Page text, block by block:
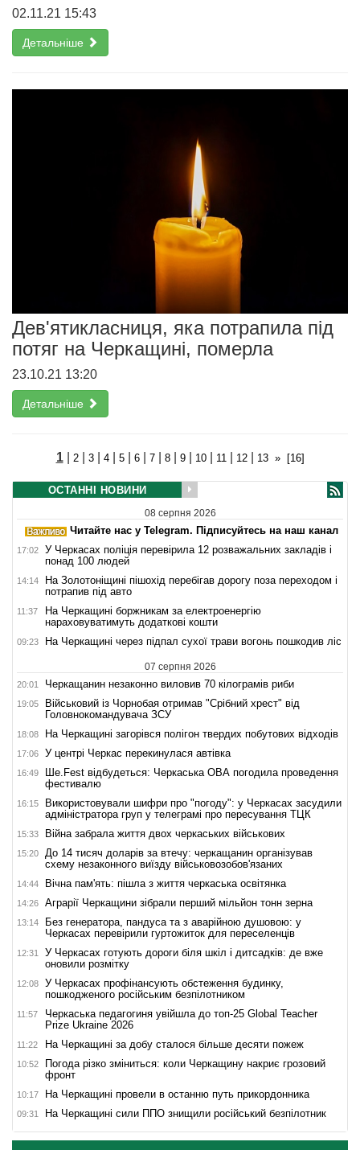
02.11.21 15:43
Детальніше
Дев'ятикласниця, яка потрапила під
потяг на Черкащині, померла
23.10.21 13:20
Детальніше
1| 2| 3| 4| 5| 6| 7| 8| 9| 10| 11 12| 13 » [16]
ОСТАННІ НОВИНИ
08 серпня 2026
Читайте нас у Telegram. Підписуйтесь на наш канал
17:02
У Черкасах поліція перевірила 12 розважальних закладів і
понад 100 людей
14:14
На Золотоніщині пішохід перебігав дорогу поза переходом і
потрапив під авто
11:37
На Черкащині боржникам за електроенергію
нараховуватимуть додаткові кошти
09:23 На Черкащині через підпал сухої трави вогонь пошкодив ліс
07 серпня 2026
20:01 Черкащанин незаконно виловив 70 кілограмів риби
19:05
Військовий із Чорнобая отримав "Срібний хрест" від
Головнокомандувача ЗСУ
18:08 На Черкащині загорівся полігон твердих побутових відходів
17:06 У центрі Черкас перекинулася автівка
16:49
Ше.Fest відбудеться: Черкаська ОВА погодила проведення
фестивалю
16:15
Використовували шифри про "погоду": у Черкасах засудили
адміністратора груп у телеграмі про пересування ТЦК
15:33 Війна забрала життя двох черкаських військових
15:20
До 14 тисяч доларів за втечу: черкащанин організував
схему незаконного виїзду військовозобов'язаних
14:44 Вічна пам'ять: пішла з життя черкаська освітянка
14:26 Аграрії Черкащини зібрали перший мільйон тонн зерна
13:14
Без генератора, пандуса та з аварійною душовою: у
Черкасах перевірили гуртожиток для переселенців
12:31
У Черкасах готують дороги біля шкіл і дитсадків: де вже
оновили розмітку
12:08
У Черкасах профінансують обстеження будинку,
пошкодженого російським безпілотником
11:57
Черкаська педагогиня увійшла до топ-25 Global Teacher
Prize Ukraine 2026
11:22 На Черкащині за добу сталося більше десяти пожеж
10:52
Погода різко зміниться: коли Черкащину накриє грозовий
фронт
10:17 На Черкащині провели в останню путь прикордонника
09:31 На Черкащині сили ППО знищили російський безпілотник